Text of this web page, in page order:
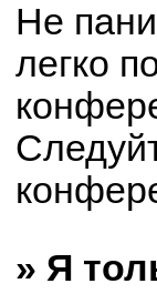
Не
легко
» Я